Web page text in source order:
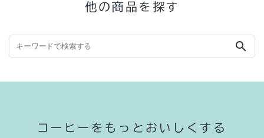
他の商品を探す
search
コーヒーをもっとおいしくする